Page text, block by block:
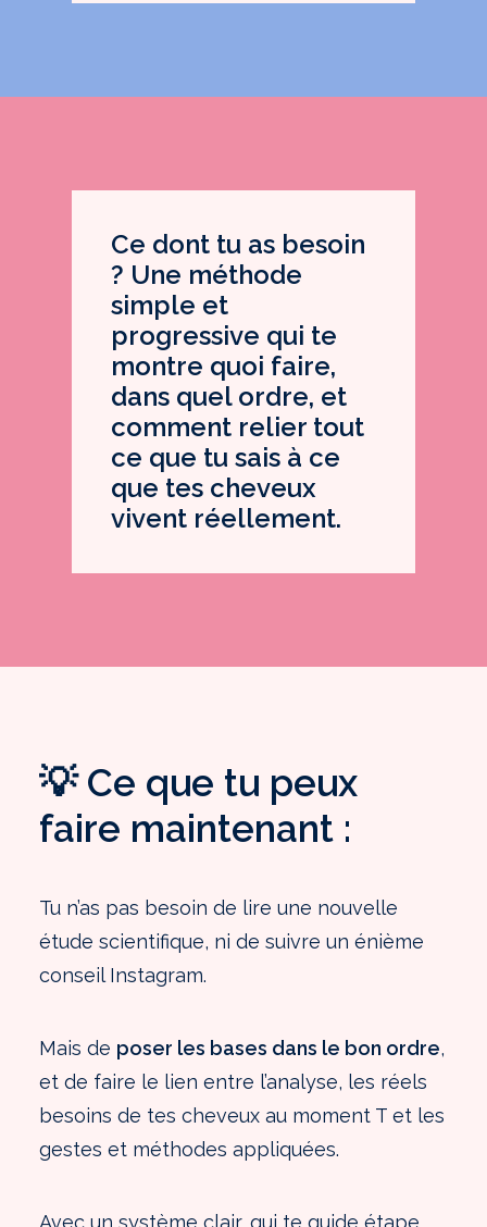
Ce dont tu as besoin
? Une méthode
simple et
progressive qui te
montre quoi faire,
dans quel ordre, et
comment relier tout
ce que tu sais à ce
que tes cheveux
vivent réellement.
💡 Ce que tu peux
faire maintenant :
Tu n’as pas besoin de lire une nouvelle
étude scientifique, ni de suivre un énième
conseil Instagram.
Mais de poser les bases dans le bon ordre,
et de faire le lien entre l’analyse, les réels
besoins de tes cheveux au moment T et les
gestes et méthodes appliquées.
Avec un système clair, qui te guide étape